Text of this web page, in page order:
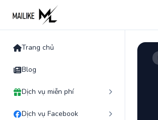
content
Trang chủ
Blog
Dịch vụ miễn phí
Dịch vụ Facebook